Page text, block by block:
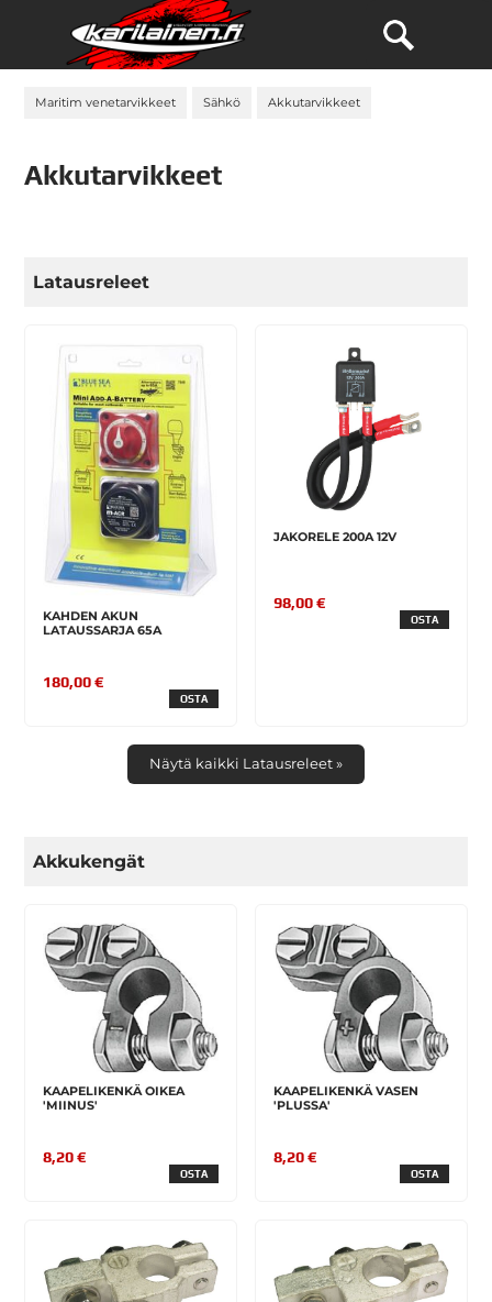
Maritim venetarvikkeet Sähkö Akkutarvikkeet
Akkutarvikkeet
Latausreleet
KAHDEN AKUN
LATAUSSARJA 65A
180,00 €
OSTA
JAKORELE 200A 12V
98,00 €
OSTA
Näytä kaikki Latausreleet »
Akkukengät
KAAPELIKENKÄ OIKEA
'MIINUS'
8,20 €
OSTA
KAAPELIKENKÄ VASEN
'PLUSSA'
8,20 €
OSTA